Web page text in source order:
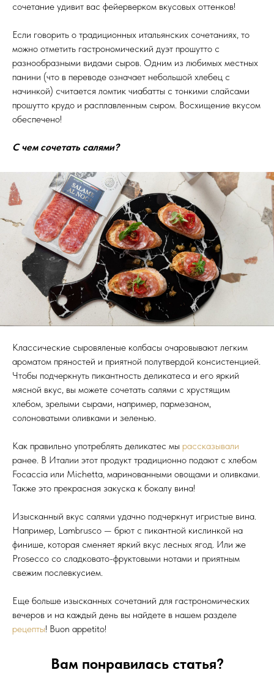
сочетание удивит вас фейерверком вкусовых оттенков!
Если говорить о традиционных итальянских сочетаниях, то
можно отметить гастрономический дуэт прошутто с
разнообразными видами сыров. Одним из любимых местных
панини (что в переводе означает небольшой хлебец с
начинкой) считается ломтик чиабатты с тонкими слайсами
прошутто крудо и расплавленным сыром. Восхищение вкусом
обеспечено!
С чем сочетать салями?
Классические сыровяленые колбасы очаровывают легким
ароматом пряностей и приятной полутвердой консистенцией.
Чтобы подчеркнуть пикантность деликатеса и его яркий
мясной вкус, вы можете сочетать салями с хрустящим
хлебом, зрелыми сырами, например, пармезаном,
солоноватыми оливками и зеленью.
Как правильно употреблять деликатес мы рассказывали
ранее. В Италии этот продукт традиционно подают с хлебом
Focaccia или Michetta, маринованными овощами и оливками.
Также это прекрасная закуска к бокалу вина!
Изысканный вкус салями удачно подчеркнут игристые вина.
Например, Lambrusco — брют с пикантной кислинкой на
финише, которая сменяет яркий вкус лесных ягод. Или же
Prosecco со сладковато-фруктовыми нотами и приятным
свежим послевкусием.
Еще больше изысканных сочетаний для гастрономических
вечеров и на каждый день вы найдете в нашем разделе
рецепты! Buon appetito!
Вам понравилась статья?